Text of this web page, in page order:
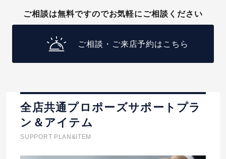
ご相談は無料ですのでお気軽にご相談ください
ご相談・ご来店予約はこちら
全店共通プロポーズサポートプラ
ン＆アイテム
SUPPORT PLAN&ITEM